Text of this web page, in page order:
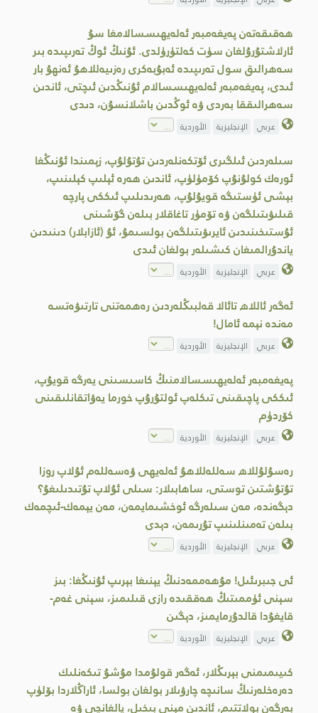
ھەقىقەتەن پەيغەمبەر ئەلەيھىسسالامغا سۇ
ئارلاشتۇرۇلغان سۈت كەلتۈرۈلدى. ئۇنىڭ ئوڭ تەرىپىدە بىر
سەھرالىق سول تەرىپىدە ئەبۇبەكرى رەزىيەللاھۇ ئەنھۇ بار
ئىدى، پەيغەمبەر ئەلەيھىسسالام ئۇنىڭدىن ئىچتى، ئاندىن
سەھرالىققا بەردى ۋە ئوڭدىن باشلانسۇن، دىدى
عربي الإنجليزية الأوردية
سىلەردىن ئىلگىرى ئۆتكەنلەردىن تۇتۇلۇپ، زېمىندا ئۇنىڭغا
ئورەك كولۇنۇپ كۆمۈلۈپ، ئاندىن ھەرە ئېلىپ كېلىنىپ،
بېشى ئۈستىگە قويۇلۇپ، ھەرىدىلىپ ئىككى پارچە
قىلىۋىتىلگەن ۋە تۆمۈر تاغاقلار بىلەن گۆشىنى
ئۇستىخىنىدىن ئايرىۋىتىلگەن بولسىمۇ، ئۇ (ئازابلار) دىنىدىن
ياندۇرالمىغان كىشىلەر بولغان ئىدى
عربي الإنجليزية الأوردية
ئەگەر ئاللاھ تائالا قەلبىڭلەردىن رەھمەتنى تارتىۋەتسە
مەندە نېمە ئامال!
عربي الإنجليزية الأوردية
پەيغەمبەر ئەلەيھىسسالامنىڭ كاسىسىنى يەرگە قويۇپ،
ئىككى پاچىقىنى تىكلەپ ئولتۇرۇپ خورما يەۋاتقانلىقىنى
كۆردۈم
عربي الإنجليزية الأوردية
رەسۇلۇللاھ سەللەللاھۇ ئەلەيھى ۋەسەللەم ئۇلاپ روزا
تۇتۇشتىن توستى، ساھابىلار: سىلى ئۇلاپ تۇتىدىلىغۇ؟
دېگەندە، مەن سىلەرگە ئوخشىمايمەن، مەن يېمەك-ئىچمەك
بىلەن تەمىنلىنىپ تۇرىمەن، دېدى
عربي الإنجليزية الأوردية
ئى جىبرىئىل! مۇھەممەدنىڭ يېنىغا بېرىپ ئۇنىڭغا: بىز
سېنى ئۈممىتىڭ ھەققىدە رازى قىلىمىز، سېنى غەم-
قايغۇدا قالدۇرمايمىز، دېگىن
عربي الإنجليزية الأوردية
كىيىمىمنى بېرىڭلار، ئەگەر قولۇمدا مۇشۇ تىكەنلىك
دەرەخلەرنىڭ سانىچە چارۋىلار بولغان بولسا، ئاراڭلاردا بۆلۈپ
بەرگەن بولاتتىم، ئاندىن مېنى بىخىل، يالغانچى ۋە